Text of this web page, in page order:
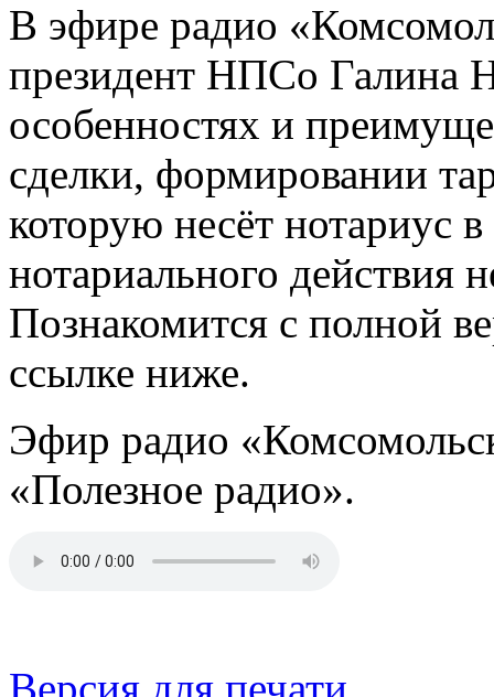
В эфире радио
президент НПСо Галина
особенностях и
сделки, формировании
которую несёт нотариус
нотариального действия
Познакомится с полной
ссылке ниже.
Эфир радио
«Полезное радио».